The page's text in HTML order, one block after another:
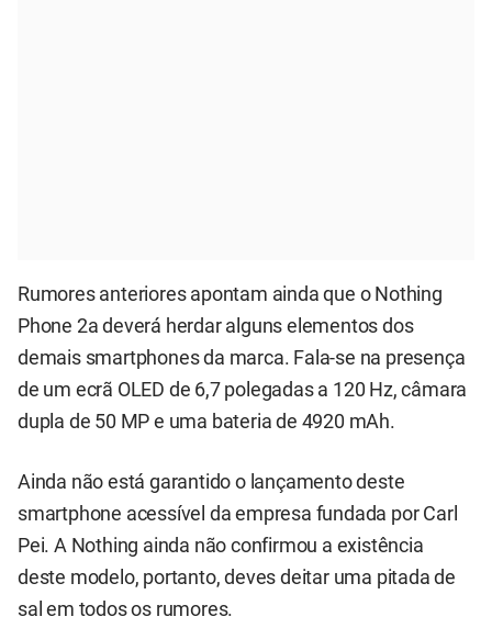
Rumores anteriores apontam ainda que o Nothing
Phone 2a deverá herdar alguns elementos dos
demais smartphones da marca. Fala-se na presença
de um ecrã OLED de 6,7 polegadas a 120 Hz, câmara
dupla de 50 MP e uma bateria de 4920 mAh.
Ainda não está garantido o lançamento deste
smartphone acessível da empresa fundada por Carl
Pei. A Nothing ainda não confirmou a existência
deste modelo, portanto, deves deitar uma pitada de
sal em todos os rumores.